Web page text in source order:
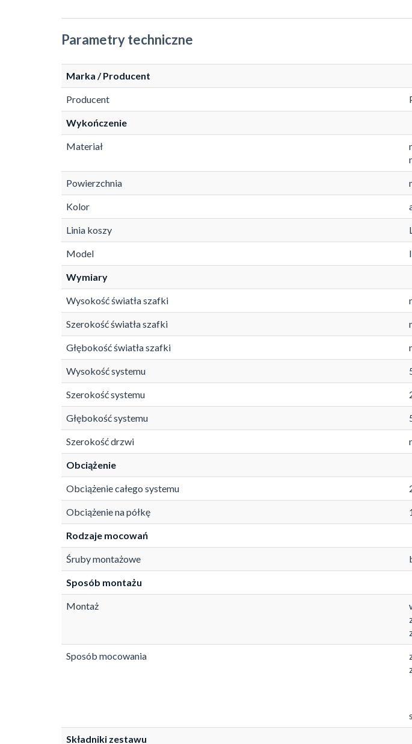
Parametry techniczne
Marka / Producent
Producent
Wykończenie
Materiał
Powierzchnia
Kolor
Linia koszy
Model
Wymiary
Wysokość światła szafki
Szerokość światła szafki
Głębokość światła szafki
Wysokość systemu
Szerokość systemu
Głębokość systemu
Szerokość drzwi
Obciążenie
Obciążenie całego systemu
Obciążenie na półkę
Rodzaje mocowań
Śruby montażowe
Sposób montażu
Montaż
Sposób mocowania
Składniki zestawu